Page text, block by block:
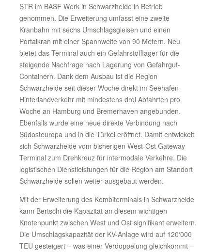
STR im BASF Werk in Schwarzheide in Betrieb
genommen. Die Erweiterung umfasst eine zweite
Kranbahn mit sechs Umschlagsgleisen und einen
Portalkran mit einer Spannweite von 90 Metern. Neu
bietet das Terminal auch ein Gefahrstofflager für die
steigende Nachfrage nach Lagerung von Gefahrgut-
Containern. Dank dem Ausbau ist die Region
Schwarzheide seit dieser Woche direkt im Seehafen-
Hinterlandverkehr mit mindestens drei Abfahrten pro
Woche an Hamburg und Bremerhaven angebunden.
Ebenfalls wurde eine neue direkte Verbindung nach
Südosteuropa und in die Türkei eröffnet. Damit entwickelt
sich Schwarzheide vom bisherigen West-Ost Gateway
Terminal zum Drehkreuz für intermodale Verkehre. Die
logistischen Dienstleistungen für die Region am Standort
Schwarzheide sollen weiter ausgebaut werden.
Mit der Erweiterung des Kombiterminals in Schwarzheide
kann Bertschi die Kapazität an diesem wichtigen
Knotenpunkt zwischen West und Ost signifikant erweitern.
Die Umschlagskapazität der KV-Anlage wird auf 120‘000
TEU gesteigert – was einer Verdoppelung gleichkommt –